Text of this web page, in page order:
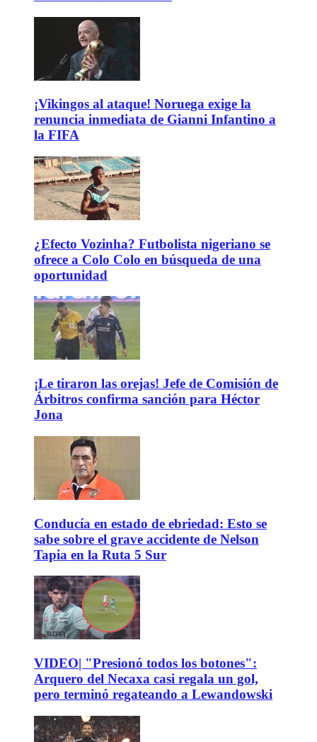
¡Vikingos al ataque! Noruega exige la
renuncia inmediata de Gianni Infantino a
la FIFA
¿Efecto Vozinha? Futbolista nigeriano se
ofrece a Colo Colo en búsqueda de una
oportunidad
¡Le tiraron las orejas! Jefe de Comisión de
Árbitros confirma sanción para Héctor
Jona
Conducía en estado de ebriedad: Esto se
sabe sobre el grave accidente de Nelson
Tapia en la Ruta 5 Sur
VIDEO| "Presionó todos los botones":
Arquero del Necaxa casi regala un gol,
pero terminó regateando a Lewandowski